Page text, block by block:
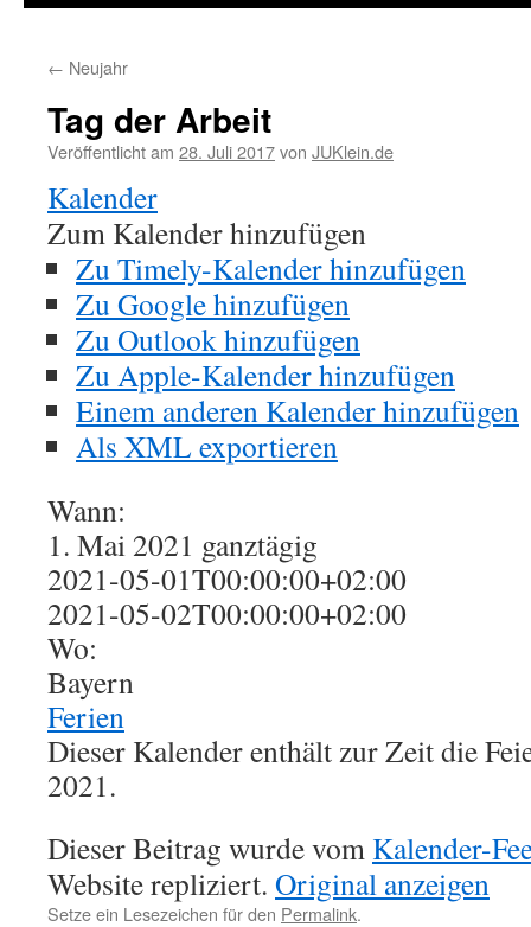
← Neujahr
Tag der Arbeit
Veröffentlicht am 28. Juli 2017von JUKlein.de
Kalender
Zum Kalender hinzufügen
Zu Timely-Kalender hinzufügen
Zu Google hinzufügen
Zu Outlook hinzufügen
Zu Apple-Kalender hinzufügen
Einem anderen Kalender hinzufügen
Als XML exportieren
Wann:
1. Mai 2021 ganztägig
2021-05-01T00:00:00+02:00
2021-05-02T00:00:00+02:00
Wo:
Bayern
Ferien
Dieser Kalender enthält zur Zeit die
2021.
Dieser Beitrag wurde vom Kalender-
Website repliziert. Original anzeigen
Setze ein Lesezeichen für den Permalink.